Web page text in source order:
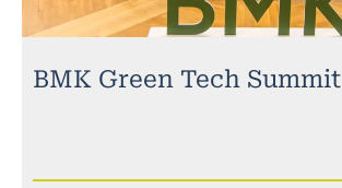
BMK Green Tech Summit